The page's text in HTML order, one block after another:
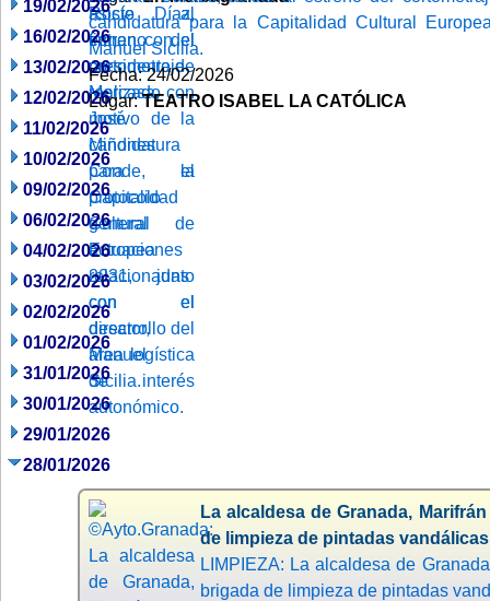
candidatura para la Capitalidad Cultural
Manuel Sicilia.
Fecha: 24/02/2026
Lugar:TEATRO ISABEL LA CATÓLICA
19/02/2026
16/02/2026
13/02/2026
12/02/2026
11/02/2026
10/02/2026
09/02/2026
06/02/2026
04/02/2026
03/02/2026
02/02/2026
01/02/2026
31/01/2026
30/01/2026
29/01/2026
28/01/2026
La alcaldesa de Granada,
de limpieza de pintadas
LIMPIEZA: La alcaldesa de
brigada de limpieza de pintadas